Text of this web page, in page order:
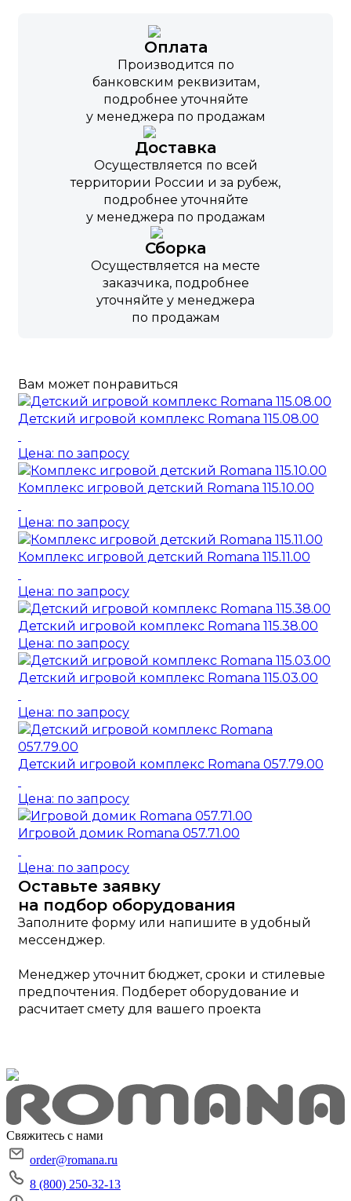
Оплата
Производится по
банковским реквизитам,
подробнее уточняйте
у менеджера по продажам
Доставка
Осуществляется по всей
территории России и за рубеж,
подробнее уточняйте
у менеджера по продажам
Сборка
Осуществляется на месте
заказчика, подробнее
уточняйте у менеджера
по продажам
Вам может понравиться
Детский игровой комплекс Romana 115.08.00
Цена: по запросу
Комплекс игровой детский Romana 115.10.00
Цена: по запросу
Комплекс игровой детский Romana 115.11.00
Цена: по запросу
Детский игровой комплекс Romana 115.38.00
Цена: по запросу
Детский игровой комплекс Romana 115.03.00
Цена: по запросу
Детский игровой комплекс Romana 057.79.00
Цена: по запросу
Игровой домик Romana 057.71.00
Цена: по запросу
Оставьте заявку
на подбор оборудования
Заполните форму или напишите в удобный
мессенджер.
Менеджер уточнит бюджет, сроки и стилевые
предпочтения. Подберет оборудование и
расчитает смету для вашего проекта
Свяжитесь с нами
order@romana.ru
8 (800) 250-32-13